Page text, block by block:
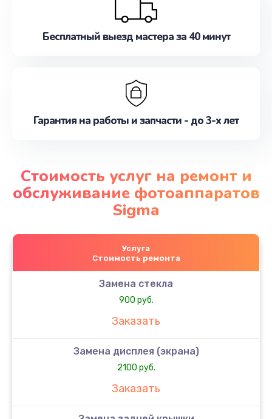
Бесплатный выезд мастера за 40 минут
Гарантия на работы и запчасти - до 3-х лет
Стоимость услуг на ремонт и
обслуживание фотоаппаратов
Sigma
Услуга
Стоимость ремонта
Замена стекла
900 руб.
Заказать
Замена дисплея (экрана)
2100 руб.
Заказать